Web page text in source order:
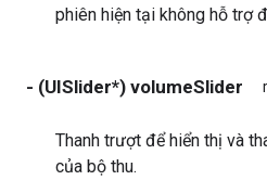
phiên hiện tại không hỗ trợ
- (UISlider*) volumeSlider
Thanh trượt để hiển thị và
của bộ thu.